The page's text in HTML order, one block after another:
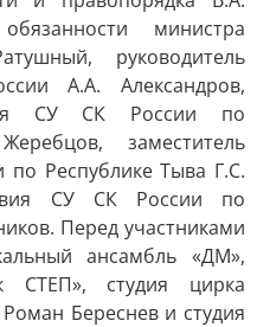
министра
руководитель
А.А. Александров,
СУ СК России по
заместитель
по Республике Тыва Г.С.
СУ СК России по
Перед участниками
ансамбль «ДМ»,
СТЕП», студия цирка
Береснев и студия